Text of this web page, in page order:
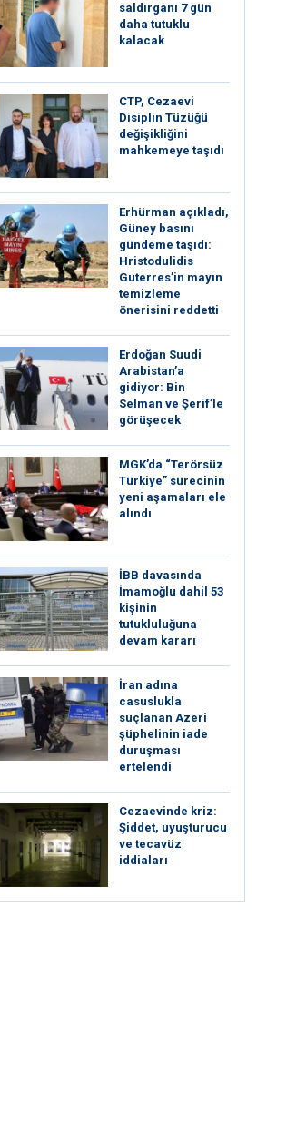
saldırganı 7 gün
daha tutuklu
kalacak
CTP, Cezaevi
Disiplin Tüzüğü
değişikliğini
mahkemeye taşıdı
Erhürman açıkladı,
Güney basını
gündeme taşıdı:
Hristodulidis
Guterres’in mayın
temizleme
önerisini reddetti
Erdoğan Suudi
Arabistan’a
gidiyor: Bin
Selman ve Şerif’le
görüşecek
MGK’da “Terörsüz
Türkiye” sürecinin
yeni aşamaları ele
alındı
İBB davasında
İmamoğlu dahil 53
kişinin
tutukluluğuna
devam kararı
İran adına
casuslukla
suçlanan Azeri
şüphelinin iade
duruşması
ertelendi
Cezaevinde kriz:
Şiddet, uyuşturucu
ve tecavüz
iddiaları